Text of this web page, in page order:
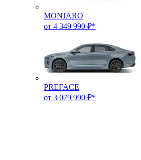
MONJARO
от 4 349 990 ₽*
PREFACE
от 3 079 990 ₽*